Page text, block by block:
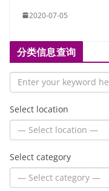
2020-07-05
分类信息查询
Select location
Select category